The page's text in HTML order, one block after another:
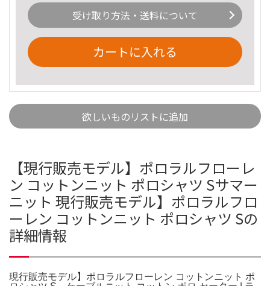
受け取り方法・送料について
カートに入れる
欲しいものリストに追加
【現行販売モデル】ポロラルフローレ
ン コットンニット ポロシャツ Sサマー
ニット 現行販売モデル】ポロラルフロ
ーレン コットンニット ポロシャツ Sの
詳細情報
現行販売モデル】ポロラルフローレン コットンニット ポ